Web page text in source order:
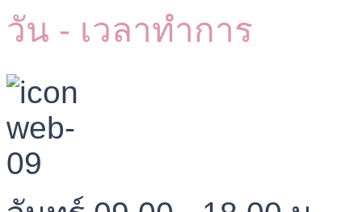
วัน - เวลาทำการ